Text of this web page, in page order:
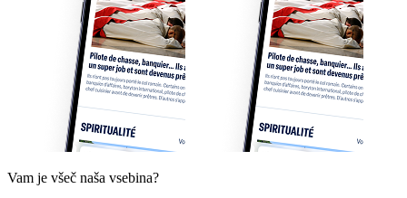
Vam je všeč naša vsebina?